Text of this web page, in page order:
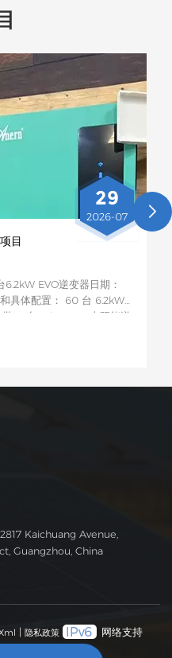
29
2026-07
目
EVO逆变器日期：
具体配置： 60 台 6.2kW
批60台6.2kW EVO太阳能逆
小型企业的光伏储能项目。
流输出，具备智能低电压
Kaichuang Avenue,
Guangzhou, China
隐私政策 网络支持